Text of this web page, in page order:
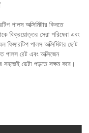
পালস অক্সিমিটার কিনতে
বিক্রয়োত্তর সেরা পরিষেবা এবং
ফিঙ্গারটিপ পালস অক্সিমিটার ছোট
রেট এবং অক্সিজেন
সহজেই ডেটা পড়তে সক্ষম করে।